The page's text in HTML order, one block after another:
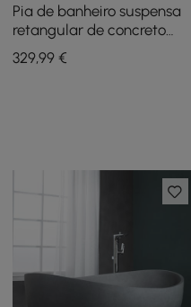
Pia de banheiro suspensa
retangular de concreto
cinza de 23"
329,99 €